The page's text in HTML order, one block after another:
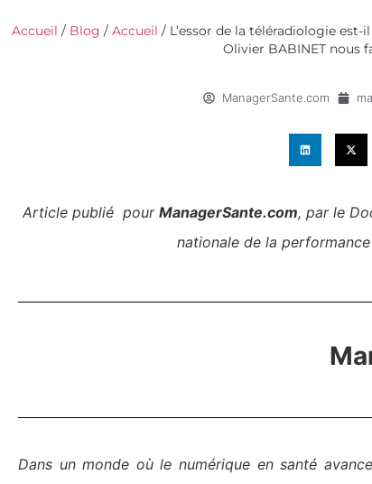
Accueil / Blog / Accueil / L’essor de la téléradiologie
Olivier BABINET nous
ManagerSante.com
Article publié pour ManagerSante.com, par le
nationale de la
Dans un monde où le numérique en santé